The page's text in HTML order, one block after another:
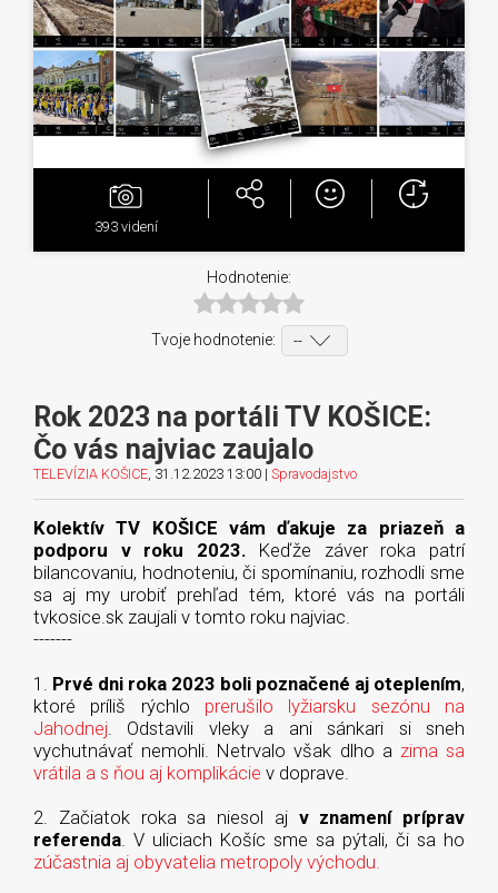
393videní
Hodnotenie:
Tvoje hodnotenie:
Rok 2023 na portáli TV KOŠICE:
Čo vás najviac zaujalo
TELEVÍZIA KOŠICE , 31.12.2023 13:00 | Spravodajstvo
Kolektív TV KOŠICE vám ďakuje za priazeň a
podporu v roku 2023. Keďže záver roka patrí
bilancovaniu, hodnoteniu, či spomínaniu, rozhodli sme
sa aj my urobiť prehľad tém, ktoré vás na portáli
tvkosice.sk zaujali v tomto roku najviac.
-------
1. Prvé dni roka 2023 boli poznačené aj oteplením,
ktoré príliš rýchlo prerušilo lyžiarsku sezónu na
Jahodnej . Odstavili vleky a ani sánkari si sneh
vychutnávať nemohli. Netrvalo však dlho a zima sa
vrátila a s ňou aj komplikácie v doprave.
2. Začiatok roka sa niesol aj v znamení príprav
referenda . V uliciach Košíc sme sa pýtali, či sa ho
zúčastnia aj obyvatelia metropoly východu.